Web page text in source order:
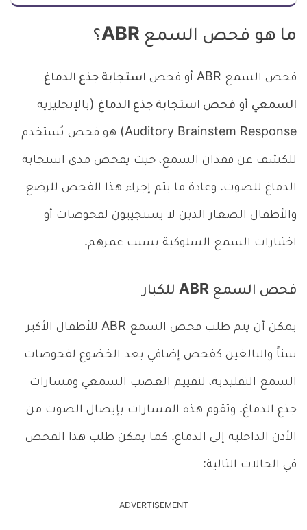
ما هو فحص السمع ABR؟
فحص السمع ABR أو فحص استجابة جذع الدماغ
السمعي أو فحص استجابة جذع الدماغ (بالإنجليزية
Auditory Brainstem Response) هو فحص يُستخدم
للكشف عن فقدان السمع، حيث يفحص مدى استجابة
الدماغ للصوت. وعادة ما يتم إجراء هذا الفحص للرضع
والأطفال الصغار الذين لا يستجيبون لفحوصات أو
اختبارات السمع السلوكية بسبب عمرهم.
فحص السمع ABR للكبار
يمكن أن يتم طلب فحص السمع ABR للأطفال الأكبر
سناً والبالغين كفحص إضافي بعد الخضوع لفحوصات
السمع التقليدية، لتقييم العصب السمعي ومسارات
جذع الدماغ. وتقوم هذه المسارات بإيصال الصوت من
الأذن الداخلية إلى الدماغ. كما يمكن طلب هذا الفحص
في الحالات التالية:
ADVERTISEMENT